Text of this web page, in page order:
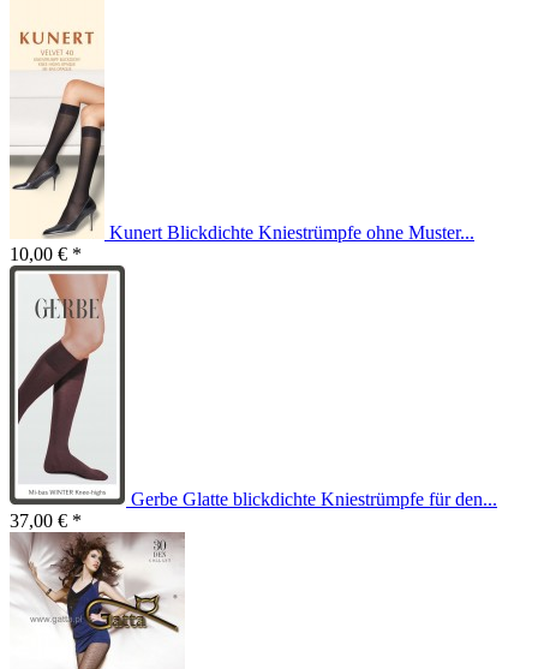
Kunert Blickdichte Kniestrümpfe ohne Muster...
10,00 € *
Gerbe Glatte blickdichte Kniestrümpfe für den...
37,00 € *